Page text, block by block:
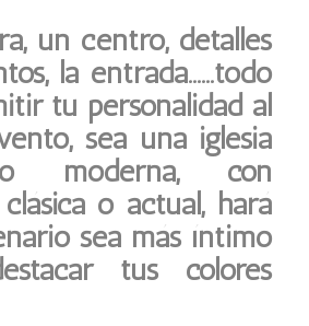
un centro, detalles
la entrada……todo
tu personalidad al
sea una iglesia
moderna, con
o actual, hará
sea más íntimo
tus colores